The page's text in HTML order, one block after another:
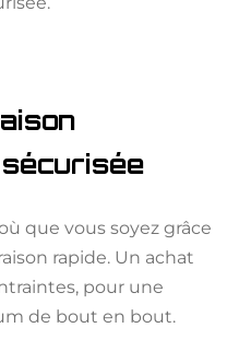
que vous soyez grâce
rapide. Un achat
pour une
de bout en bout.